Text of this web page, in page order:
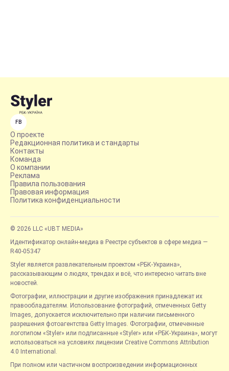
FB
О проекте
Редакционная политика и стандарты
Контакты
Команда
О компании
Реклама
Правила пользования
Правовая информация
Политика конфиденциальности
© 2026 LLC «UBT MEDIA»
Идентификатор онлайн-медиа в Реестре субъектов в сфере медиа —
R40-05347
Styler является развлекательным проектом «РБК-Украина»,
рассказывающим о людях, трендах и всё, что интересно читать вне
новостей.
Фотографии, иллюстрации и другие изображения принадлежат их
правообладателям. Использование фотографий, отмеченных Getty
Images, допускается исключительно при наличии письменного
разрешения фотоагентства Getty Images. Фотографии, отмеченные
логотипом «Styler» или подписанные «Styler» или «РБК-Украина», могут
использоваться на условиях лицензии Creative Commons Attribution
4.0 International.
При полном или частичном воспроизведении информационных